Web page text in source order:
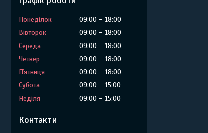
Понеділок 09:00
18:00
Вівторок
09:00
18:00
Середа
09:00
18:00
Четвер
09:00
18:00
Пʼятниця
09:00
18:00
Субота
09:00
15:00
Неділя
09:00 15:00
Контакти